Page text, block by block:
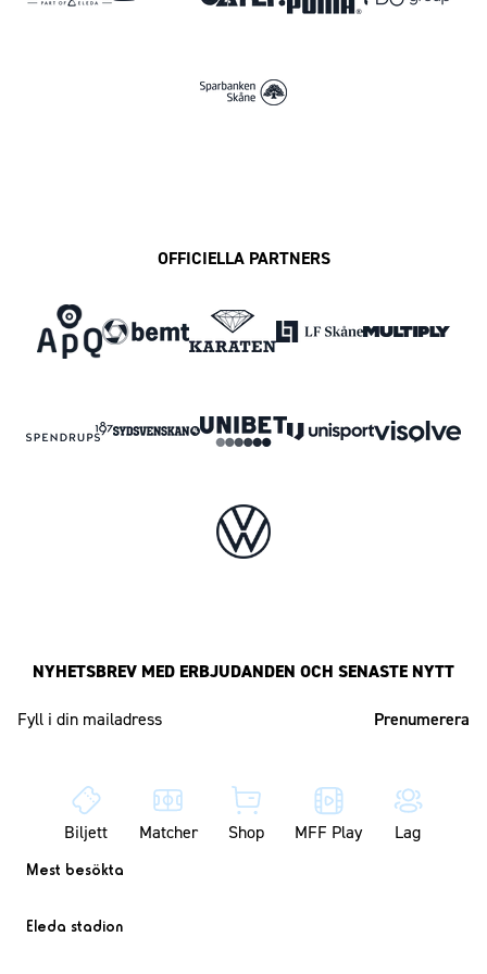
OFFICIELLA PARTNERS
NYHETSBREV MED ERBJUDANDEN OCH SENASTE NYTT
Biljett Matcher Shop MFF Play Lag
Mest besökta
Eleda stadion